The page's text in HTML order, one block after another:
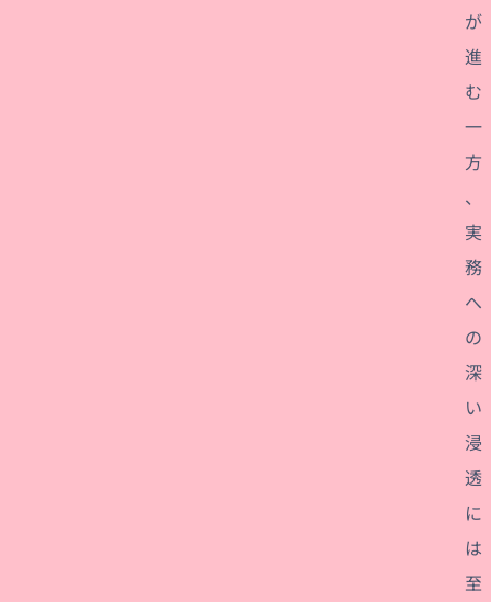
が
進
む
一
方
、
実
務
へ
の
深
い
浸
透
に
は
至